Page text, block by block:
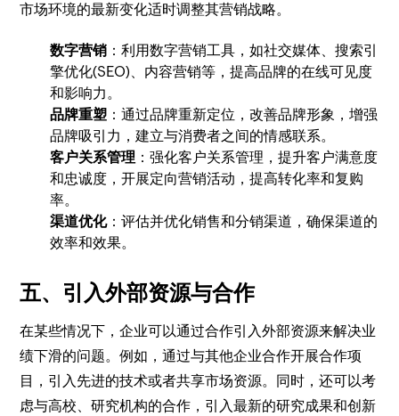
市场环境的最新变化适时调整其营销战略。
数字营销 ：利用数字营销工具，如社交媒体、搜索引
擎优化(SEO)、内容营销等，提高品牌的在线可见度
和影响力。
品牌重塑 ：通过品牌重新定位，改善品牌形象，增强
品牌吸引力，建立与消费者之间的情感联系。
客户关系管理 ：强化客户关系管理，提升客户满意度
和忠诚度，开展定向营销活动，提高转化率和复购
率。
渠道优化：评估并优化销售和分销渠道，确保渠道的
效率和效果。
五、引入外部资源与合作
在某些情况下，企业可以通过合作引入外部资源来解决业
绩下滑的问题。例如，通过与其他企业合作开展合作项
目，引入先进的技术或者共享市场资源。同时，还可以考
虑与高校、研究机构的合作，引入最新的研究成果和创新